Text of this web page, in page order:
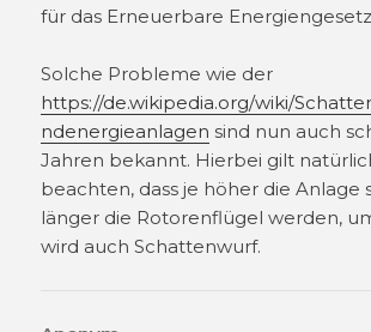
für das Erneuerbare
Solche Probleme wie der
https://de.wikipedia.org/wiki/
ndenergieanlagen sind nun auch
Jahren bekannt. Hierbei gilt
beachten, dass je höher die Anlage
länger die Rotorenflügel werden,
wird auch Schattenwurf.